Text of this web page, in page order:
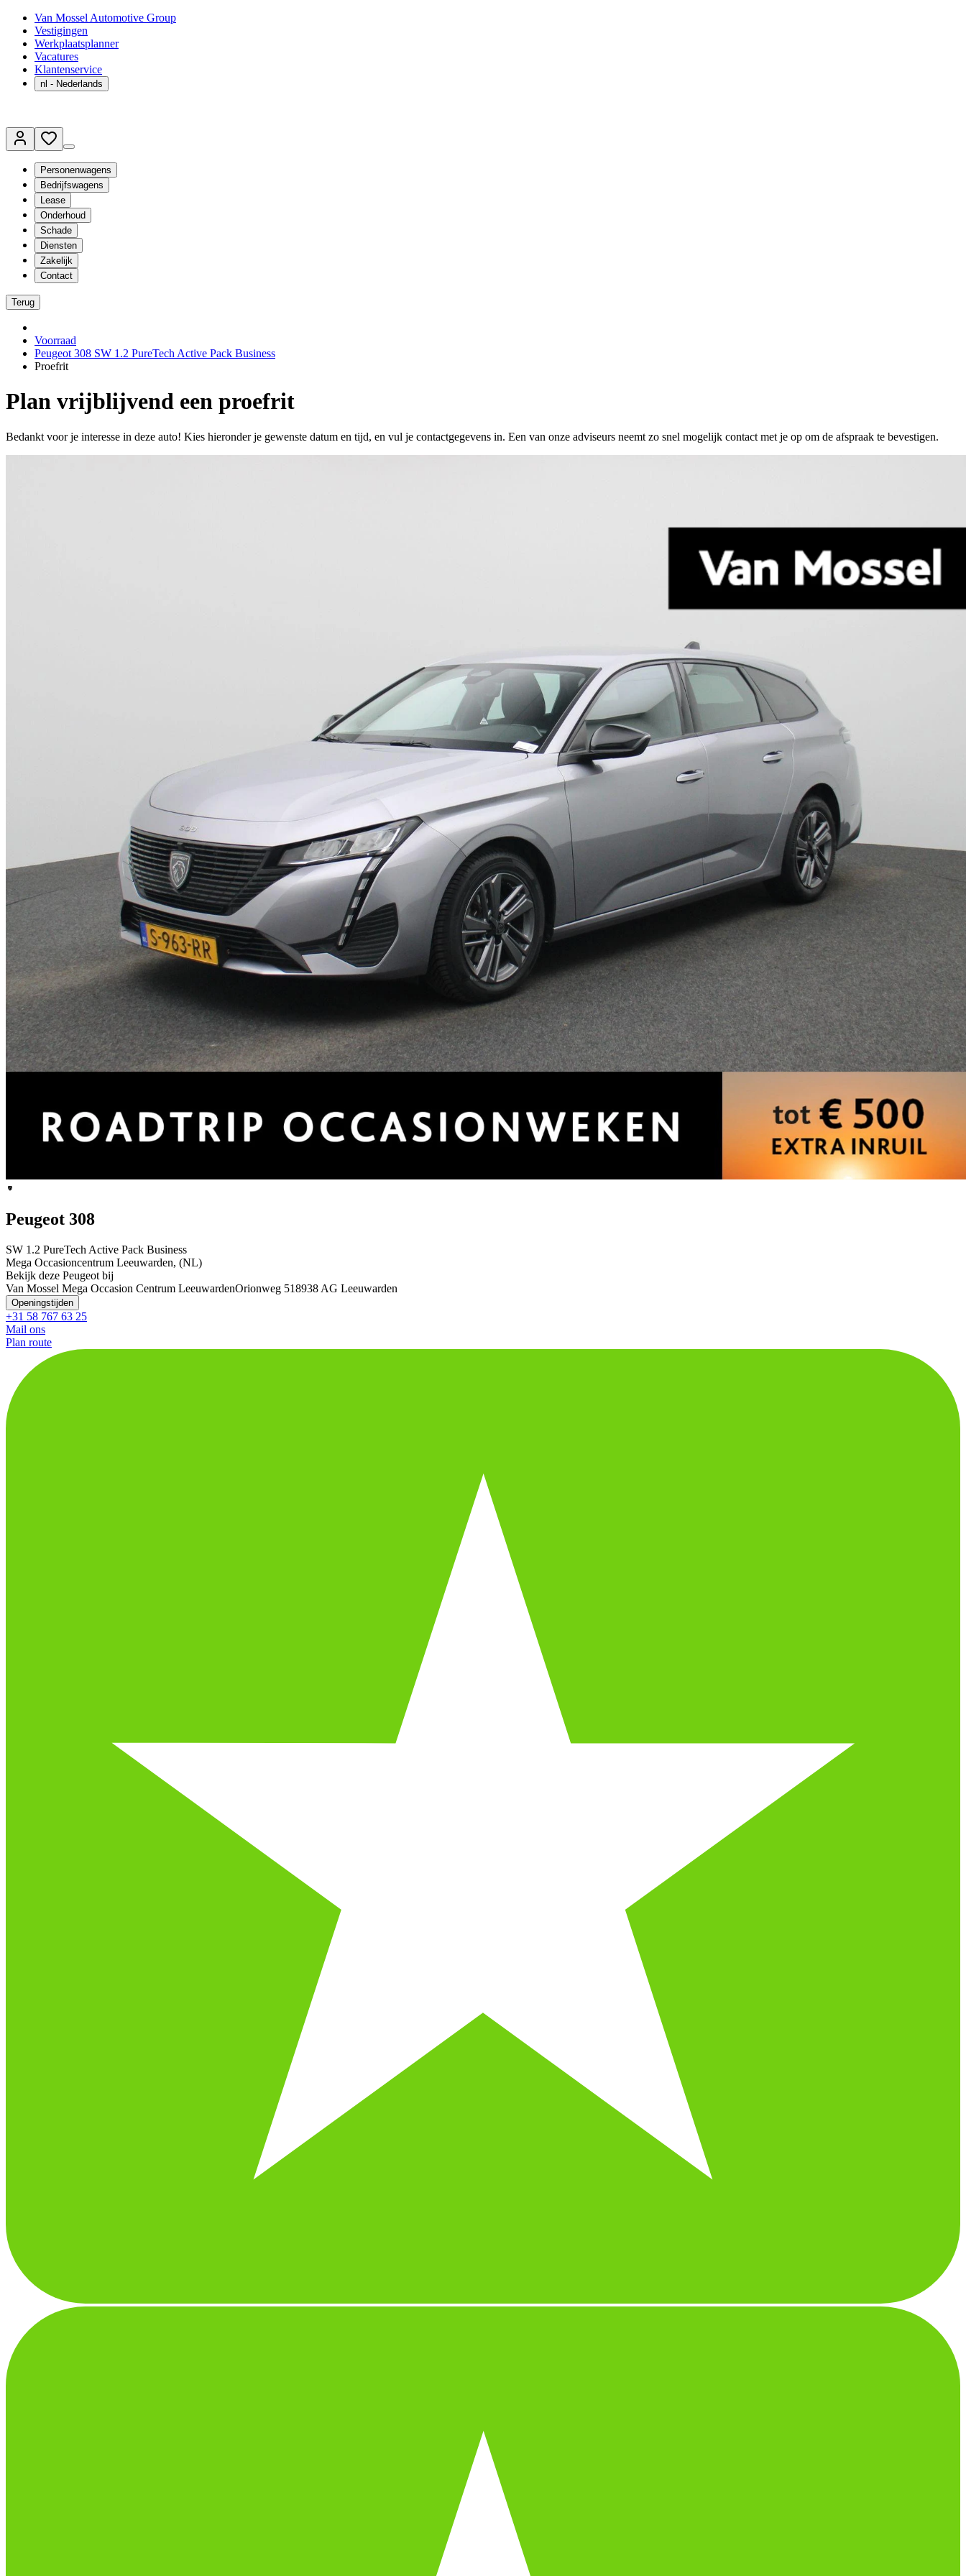
Van Mossel Automotive Group
Vestigingen
Werkplaatsplanner
Vacatures
Klantenservice
nl - Nederlands
Personenwagens
Bedrijfswagens
Lease
Onderhoud
Schade
Diensten
Zakelijk
Contact
Terug
Voorraad
Peugeot 308 SW 1.2 PureTech Active Pack Business
Proefrit
Plan vrijblijvend een proefrit
Bedankt voor je interesse in deze auto! Kies hieronder je gewenste datum en tijd, en vul je contactgegevens in. Een van onze adviseurs neemt zo snel mogelijk contact met je op om de afspraak te bevestigen.
Peugeot 308
SW 1.2 PureTech Active Pack Business
Mega Occasioncentrum Leeuwarden, (NL)
Bekijk deze Peugeot bij
Van Mossel Mega Occasion Centrum LeeuwardenOrionweg 518938 AG Leeuwarden
Openingstijden
+31 58 767 63 25
Mail ons
Plan route